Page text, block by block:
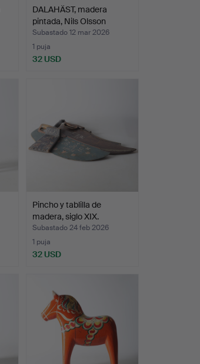
DALAHÄST, madera
pintada, Nils Olsson
Nusn…
Subastado 12 mar 2026
1 puja
32 USD
Pincho y tablilla de
madera, siglo XIX.
Subastado 24 feb 2026
1 puja
32 USD